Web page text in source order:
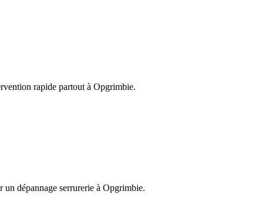
rapide partout à Opgrimbie.
dépannage serrurerie à Opgrimbie.